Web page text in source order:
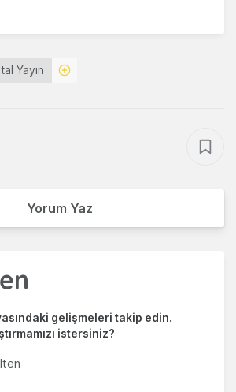
Yayın
Yorum Yaz
gelişmeleri takip edin.
istersiniz?